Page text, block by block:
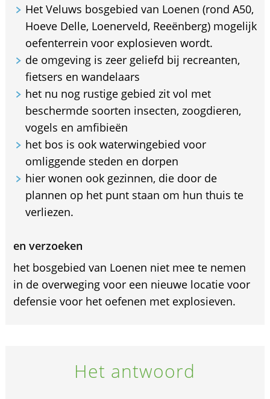
Het Veluws bosgebied van Loenen (rond A50,
Hoeve Delle, Loenerveld, Reeënberg) mogelijk
oefenterrein voor explosieven wordt.
de omgeving is zeer geliefd bij recreanten,
fietsers en wandelaars
het nu nog rustige gebied zit vol met
beschermde soorten insecten, zoogdieren,
vogels en amfibieën
het bos is ook waterwingebied voor
omliggende steden en dorpen
hier wonen ook gezinnen, die door de
plannen op het punt staan om hun thuis te
verliezen.
en verzoeken
het bosgebied van Loenen niet mee te nemen
in de overweging voor een nieuwe locatie voor
defensie voor het oefenen met explosieven.
Het antwoord